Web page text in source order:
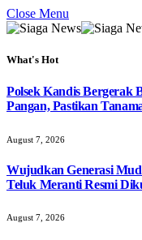
Close Menu
What's Hot
Polsek Kandis Bergerak
Pangan, Pastikan
August 7, 2026
Wujudkan Generasi
Teluk Meranti Resmi
August 7, 2026